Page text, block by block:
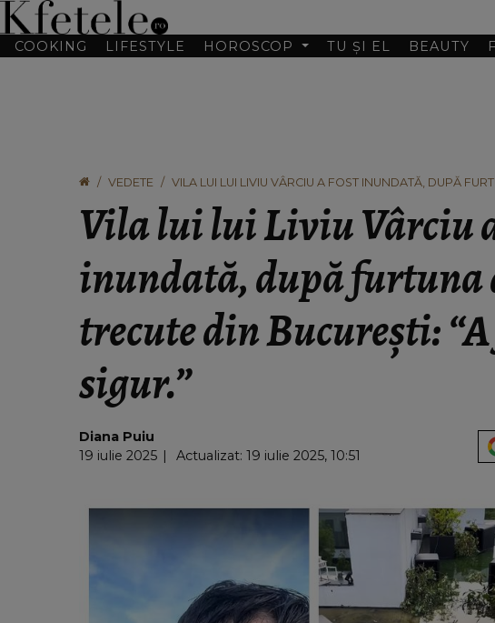
COOKING LIFESTYLE HOROSCOP TU ȘI EL BEAUTY
VEDETE
VILA LUI LUI LIVIU VÂRCIU A FOST INUNDATĂ, DUPĂ
Vila lui lui Liviu Vârciu
inundată, după furtuna
trecute din București:
sigur.”
Diana Puiu
19 iulie 2025
Actualizat: 19 iulie 2025, 10:51